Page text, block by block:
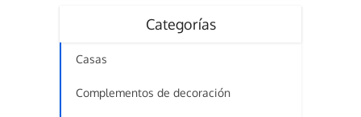
Categorías
Casas
Complementos de decoración